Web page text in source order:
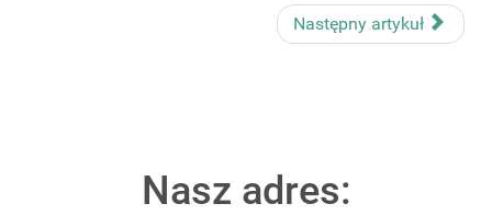
Następny artykuł
Nasz adres: